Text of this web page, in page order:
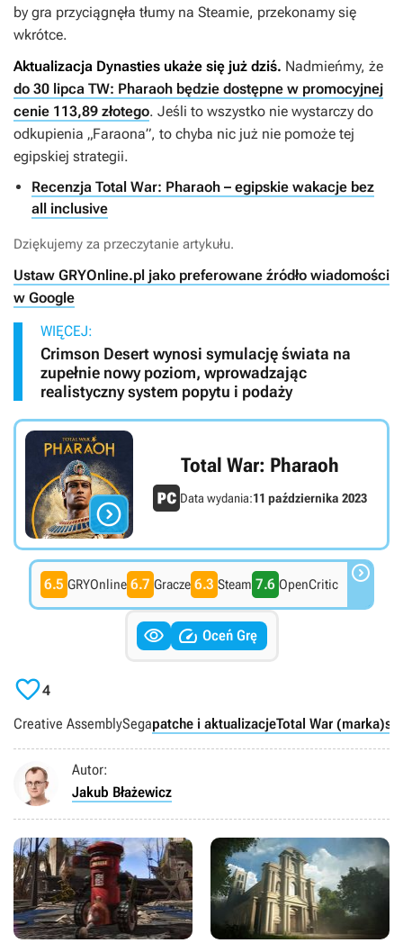
by gra przyciągnęła tłumy na Steamie, przekonamy się
wkrótce.
Aktualizacja Dynasties ukaże się już dziś. Nadmieńmy, że
do 30 lipca TW: Pharaoh będzie dostępne w promocyjnej
cenie 113,89 złotego. Jeśli to wszystko nie wystarczy do
odkupienia „Faraona”, to chyba nic już nie pomoże tej
egipskiej strategii.
Recenzja Total War: Pharaoh – egipskie wakacje bez
all inclusive
Dziękujemy za przeczytanie artykułu.
Ustaw GRYOnline.pl jako preferowane źródło wiadomości
w Google
WIĘCEJ:
Crimson Desert wynosi symulację świata na
zupełnie nowy poziom, wprowadzając
realistyczny system popytu i podaży

Total War: Pharaoh
Data wydania:11 października 2023
6.5 GRYOnline 6.7 Gracze 6.3 Steam 7.6 OpenCritic 
  Oceń Grę
4
Creative AssemblySegapatche i aktualizacjeTotal War (marka)
Autor:
Jakub Błażewicz